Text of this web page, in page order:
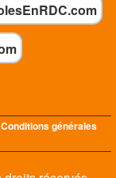
générales